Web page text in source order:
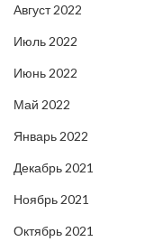
Август 2022
Июль 2022
Июнь 2022
Май 2022
Январь 2022
Декабрь 2021
Ноябрь 2021
Октябрь 2021